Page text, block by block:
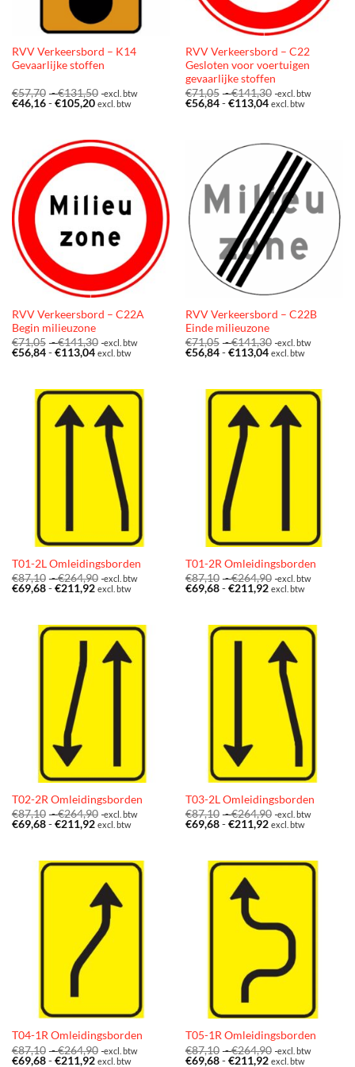
RVV Verkeersbord – K14
Gevaarlijke stoffen
€57,70 -€131,50 Prijsklasse:
€57,70
excl. btw
€46,16 - €105,20Prijsklasse:
excl. btw
RVV Verkeersbord – C22
Gesloten voor voertuigen
gevaarlijke stoffen
€71,05 -€141,30 Prijsklasse:
€71,05
excl. btw
€56,84 - €113,04Prijsklasse:
excl. btw
RVV Verkeersbord – C22A
Begin milieuzone
€71,05 -€141,30 Prijsklasse:
€71,05
excl. btw
€56,84 - €113,04Prijsklasse:
excl. btw
RVV Verkeersbord – C22B
Einde milieuzone
€71,05 -€141,30 Prijsklasse:
€71,05
excl. btw
€56,84 - €113,04Prijsklasse:
excl. btw
T01-2L Omleidingsborden
€87,10 -€264,90 Prijsklasse:
€87,10
excl. btw
€69,68 - €211,92Prijsklasse:
excl. btw
T01-2R Omleidingsborden
€87,10 -€264,90 Prijsklasse:
€87,10
excl. btw
€69,68 - €211,92Prijsklasse:
excl. btw
T02-2R Omleidingsborden
€87,10 -€264,90 Prijsklasse:
€87,10
excl. btw
€69,68 - €211,92Prijsklasse:
excl. btw
T03-2L Omleidingsborden
€87,10 -€264,90 Prijsklasse:
€87,10
excl. btw
€69,68 - €211,92Prijsklasse:
excl. btw
T04-1R Omleidingsborden
€87,10 -€264,90 Prijsklasse:
€87,10
excl. btw
€69,68 - €211,92Prijsklasse:
excl. btw
T05-1R Omleidingsborden
€87,10 -€264,90 Prijsklasse:
€87,10
excl. btw
€69,68 - €211,92Prijsklasse:
excl. btw